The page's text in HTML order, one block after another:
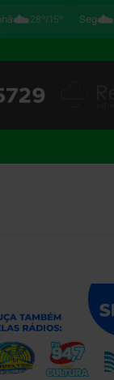
☁️28°/15° Seg☁️